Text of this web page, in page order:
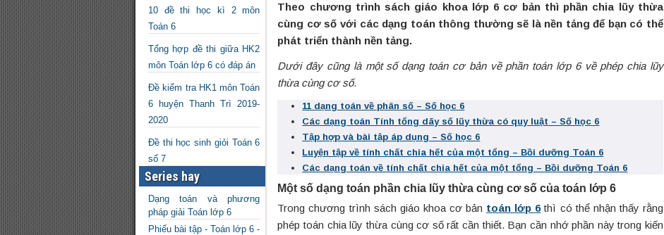
10 đề thi học kì 2 môn
Toán 6
Tổng hợp đề thi giữa HK2
môn Toán lớp 6 có đáp án
Đề kiểm tra HK1 môn Toán
6 huyện Thanh Trì 2019-
2020
Đề thi học sinh giỏi Toán 6
số 7
Series hay
Dạng toán và phương
pháp giải Toán lớp 6
Phiếu bài tập - Toán lớp 6 -
Theo chương trình sách giáo khoa lớp 6 cơ bản thì phần chia lũy thừa
cùng cơ số với các dạng toán thông thường sẽ là nền tảng để bạn có thể
phát triển thành nền tảng.
Dưới đây cũng là một số dạng toán cơ bản về phần toán lớp 6 về phép chia lũy
thừa cùng cơ số.
11 dạng toán về phân số – Số học 6
Các dạng toán Tính tổng dãy số lũy thừa có quy luật – Số học 6
Tập hợp và bài tập áp dụng – Số học 6
Luyện tập về tính chất chia hết của một tổng – Bồi dưỡng Toán 6
Các dạng toán về tính chất chia hết của một tổng – Bồi dưỡng Toán 6
Một số dạng toán phần chia lũy thừa cùng cơ số của toán lớp 6
Trong chương trình sách giáo khoa cơ bản toán lớp 6thì có thể nhận thấy rằng
phép toán chia lũy thừa cùng cơ số rất cần thiết. Bạn cần nhớ phần này trong kiến